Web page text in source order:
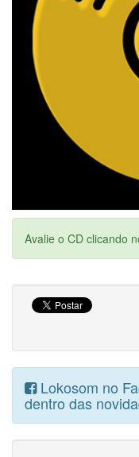
Avalie o CD clicando
Lokosom no
dentro das